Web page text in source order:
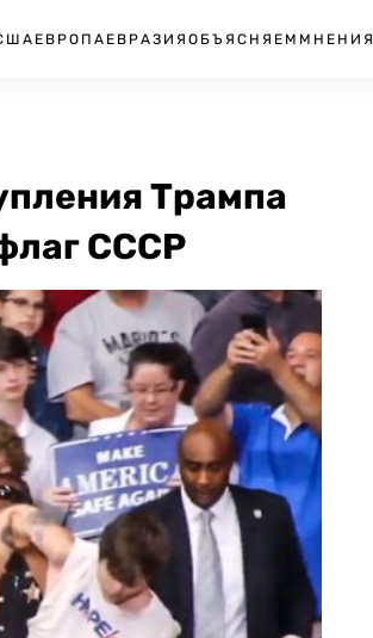
ЕВРОПА ЕВРАЗИЯ ОБЪЯСНЯЕМ МНЕНИЯ
Трампа
СССР